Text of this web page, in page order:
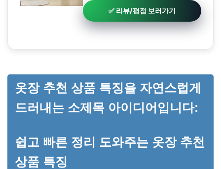
✅ 리뷰/평점 보러가기
옷장 추천 상품 특징을 자연스럽게
드러내는 소제목 아이디어입니다:
쉽고 빠른 정리 도와주는 옷장 추천
상품 특징